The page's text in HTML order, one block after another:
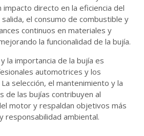
directo en la eficiencia del
el consumo de combustible y
continuos en materiales y
la funcionalidad de la bujía.
la importancia de la bujía es
automotrices y los
selección, el mantenimiento y la
de las bujías contribuyen al
motor y respaldan objetivos más
responsabilidad ambiental.